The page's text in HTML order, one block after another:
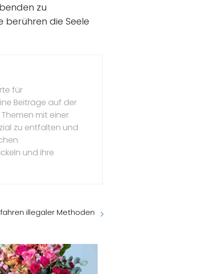
zu
berühren die Seele
für
Beiträge auf der
mit einer
zu entfalten und
und ihre
illegaler Methoden